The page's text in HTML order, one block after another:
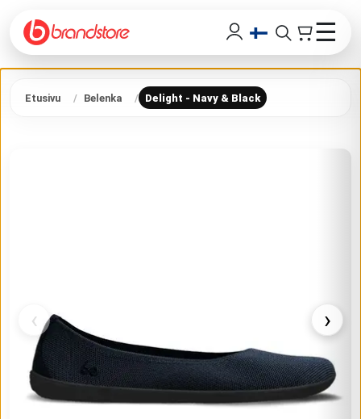
☰
Etusivu Belenka Delight - Navy & Black
‹ ›